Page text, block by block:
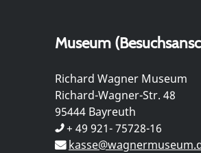
Museum
Richard Wagner Museum
Richard-Wagner-Str. 48
95444 Bayreuth
+ 49 921- 75728-16